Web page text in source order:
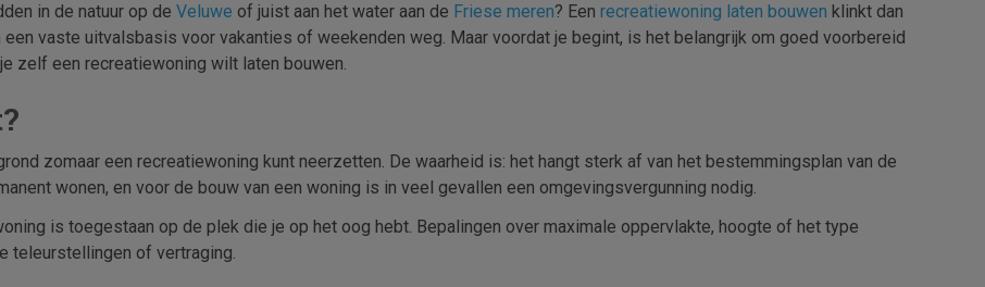
in de natuur op de Veluwe of juist aan het water aan de Friese meren? Een recreatiewoning laten bouwen klinkt dan
vaste uitvalsbasis voor vakanties of weekenden weg. Maar voordat je begint, is het belangrijk om goed voorbereid
zelf een recreatiewoning wilt laten bouwen.
zomaar een recreatiewoning kunt neerzetten. De waarheid is: het hangt sterk af van het bestemmingsplan van de
wonen, en voor de bouw van een woning is in veel gevallen een omgevingsvergunning nodig.
is toegestaan op de plek die je op het oog hebt. Bepalingen over maximale oppervlakte, hoogte of het type
teleurstellingen of vertraging.